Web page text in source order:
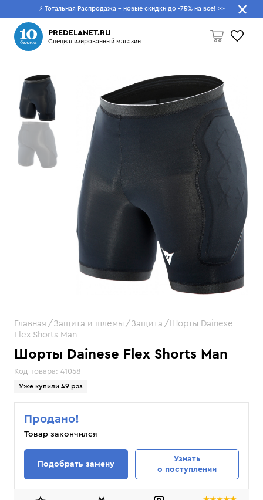
⚡ Тотальная Распродажа - новые скидки до -75% на все! >>
PREDELANET.RU
Специализированный магазин
Пусто
Что будем искать?
Шорты Dainese Flex Shorts Man
Код товара: 41058
Уже купили 49 раз
Главная Защита и шлемы Защита
Шорты Dainese
Flex Shorts Man
Продано!
Товар закончился
Подобрать замену
Узнать
о поступлении